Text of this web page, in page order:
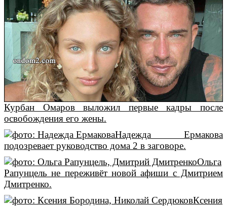
Курбан Омаров выложил первые кадры после
освобождения его жены.
Надежда Ермакова
подозревает руководство дома 2 в заговоре.
Ольга
Рапунцель не переживёт новой афиши с Дмитрием
Дмитренко.
Ксения